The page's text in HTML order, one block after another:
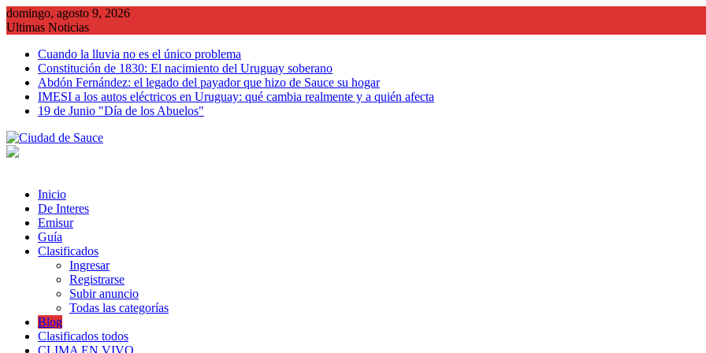
Saltar
al
domingo, agosto 9, 2026
Ultimas Noticias
Cuando la lluvia no es el único problema
Constitución de 1830: El nacimiento del Uruguay soberano
Abdón Fernández: el legado del payador que hizo de Sauce su hogar
IMESI a los autos eléctricos en Uruguay: qué cambia realmente y a quién afecta
19 de Junio "Día de los Abuelos"
Inicio
De Interes
Emisur
Guía
Clasificados
Ingresar
Registrarse
Subir anuncio
Todas las categorías
Blog
Clasificados todos
CLIMA EN VIVO